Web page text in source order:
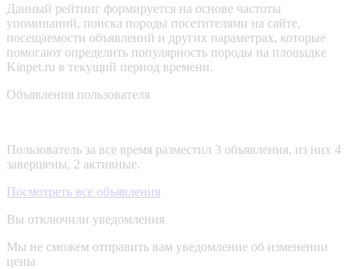
Данный рейтинг формируется на основе частоты
упоминаний, поиска породы посетителями на сайте,
посещаемости объявлений и других параметрах, которые
помогают определить популярность породы на площадке
Kinpet.ru в текущий период времени.
Объявления пользователя
Пользователь за все время разместил 3 объявления, из них 4
завершены, 2 активные.
Посмотреть все объявления
Вы отключили уведомления
Мы не сможем отправить вам уведомление об изменении
цены